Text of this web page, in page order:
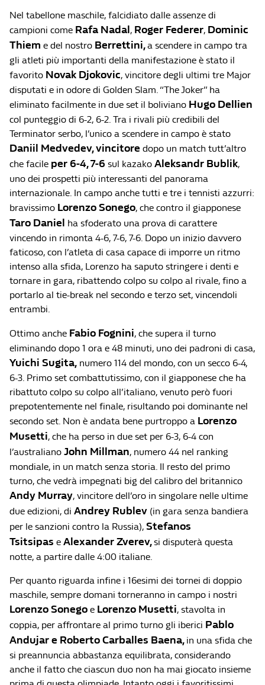
Nel tabellone maschile, falcidiato dalle assenze di
campioni come Rafa Nadal , Roger Federer, Dominic
Thiem e del nostro Berrettini,a scendere in campo tra
gli atleti più importanti della manifestazione è stato il
favorito Novak Djokovic, vincitore degli ultimi tre Major
disputati e in odore di Golden Slam. “The Joker” ha
eliminato facilmente in due set il boliviano Hugo Dellien
col punteggio di 6-2, 6-2. Tra i rivali più credibili del
Terminator serbo, l’unico a scendere in campo è stato
Daniil Medvedev, vincitore dopo un match tutt’altro
che facile per 6-4, 7-6 sul kazako Aleksandr Bublik,
uno dei prospetti più interessanti del panorama
internazionale. In campo anche tutti e tre i tennisti azzurri:
bravissimo LorenzoSonego, che contro il giapponese
Taro Daniel ha sfoderato una prova di carattere
vincendo in rimonta 4-6, 7-6, 7-6. Dopo un inizio davvero
faticoso, con l’atleta di casa capace di imporre un ritmo
intenso alla sfida, Lorenzo ha saputo stringere i denti e
tornare in gara, ribattendo colpo su colpo al rivale, fino a
portarlo al tie-break nel secondo e terzo set, vincendoli
entrambi.
Ottimo anche Fabio Fognini, che supera il turno
eliminando dopo 1 ora e 48 minuti, uno dei padroni di casa,
Yuichi Sugita, numero 114 del mondo, con un secco 6-4,
6-3. Primo set combattutissimo, con il giapponese che ha
ribattuto colpo su colpo all’italiano, venuto però fuori
prepotentemente nel finale, risultando poi dominante nel
secondo set. Non è andata bene purtroppo a Lorenzo
Musetti, che ha perso in due set per 6-3, 6-4 con
l’australiano John Millman, numero 44 nel ranking
mondiale, in un match senza storia. Il resto del primo
turno, che vedrà impegnati big del calibro del britannico
Andy Murray, vincitore dell’oro in singolare nelle ultime
due edizioni, di Andrey Rublev (in gara senza bandiera
per le sanzioni contro la Russia), Stefanos
Tsitsipas e Alexander Zverev,si disputerà questa
notte, a partire dalle 4:00 italiane.
Per quanto riguarda infine i 16esimi dei tornei di doppio
maschile, sempre domani torneranno in campo i nostri
Lorenzo Sonego e Lorenzo Musetti, stavolta in
coppia, per affrontare al primo turno gli iberici Pablo
Andujare Roberto Carballes Baena, in una sfida che
si preannuncia abbastanza equilibrata, considerando
anche il fatto che ciascun duo non ha mai giocato insieme